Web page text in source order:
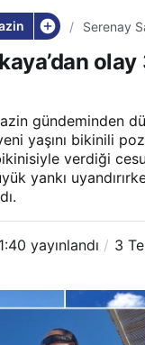
Serenay
gündeminden
yaşını bikinili
verdiği
yankı
yayınlandı
3